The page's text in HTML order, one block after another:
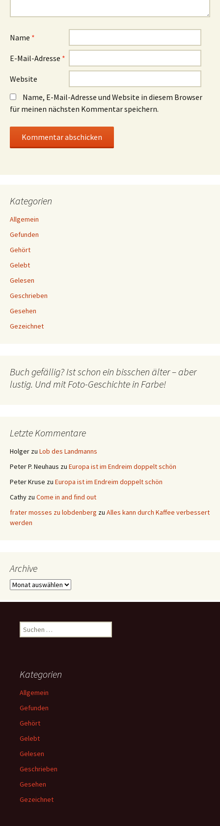
Name *
E-Mail-Adresse *
Website
Name, E-Mail-Adresse und Website in diesem Browser
für meinen nächsten Kommentar speichern.
Kategorien
Allgemein
Gefunden
Gehört
Gelebt
Gelesen
Geschrieben
Gesehen
Gezeichnet
Buch gefällig? Ist schon ein bisschen älter – aber
lustig. Und mit Foto-Geschichte in Farbe!
Letzte Kommentare
Holger zu Lob des Landmanns
Peter P. Neuhaus zu Europa ist im Endreim doppelt schön
Peter Kruse zu Europa ist im Endreim doppelt schön
Cathy zu Come in and find out
frater mosses zu lobdenberg zu Alles kann durch Kaffee verbessert
werden
Archive
Archive
Suchen
nach:
Kategorien
Allgemein
Gefunden
Gehört
Gelebt
Gelesen
Geschrieben
Gesehen
Gezeichnet